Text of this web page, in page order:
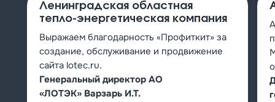
Ленинградская областная
тепло-энергетическая компания
Выражаем благодарность «Профиткит» за
создание, обслуживание и продвижение
сайта lotec.ru.
Генеральный директор АО
«ЛОТЭК» Варзарь И.Т.